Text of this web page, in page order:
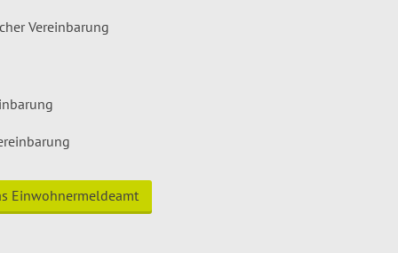
Vereinbarung
Einwohnermeldeamt